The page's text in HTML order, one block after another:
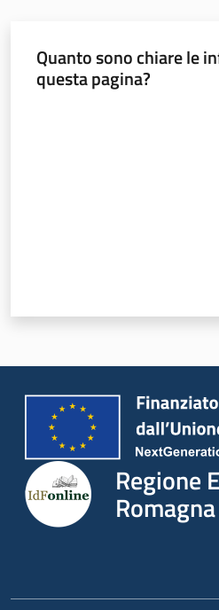
Regione
Emilia-
Romagna
Quanto sono chiare le
questa pagina?
Regione
Romagna